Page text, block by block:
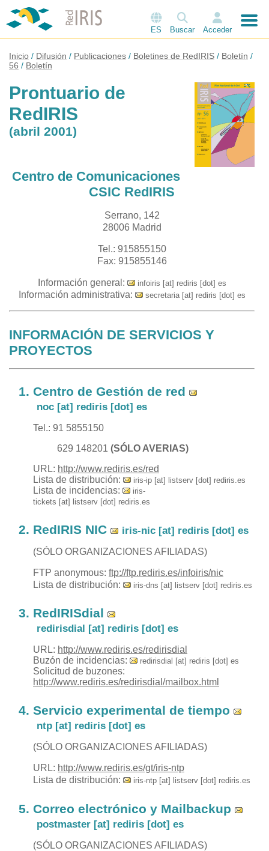
ES Buscar Acceder
Inicio Difusión Publicaciones Boletines de RedIRIS
Boletín
56
Boletín
Prontuario de
RedIRIS
(abril 2001)
Centro de Comunicaciones
CSIC RedIRIS
Serrano, 142
28006 Madrid
Tel.: 915855150
Fax: 915855146
Información general: infoiris [at] rediris [dot] es
Información administrativa: secretaria [at] rediris [dot] es
INFORMACIÓN DE SERVICIOS Y
PROYECTOS
Centro de Gestión de red
noc [at] rediris [dot] es
Tel.: 91 5855150
629 148201 (SÓLO AVERIAS)
URL: http://www.rediris.es/red
Lista de distribución:
iris-ip [at] listserv [dot] rediris.es
Lista de incidencias:
iris-
tickets [at] listserv [dot] rediris.es
RedIRIS NIC iris-nic [at] rediris [dot] es
(SÓLO ORGANIZACIONES AFILIADAS)
FTP anonymous: ftp://ftp.rediris.es/infoiris/nic
Lista de distribución:
iris-dns [at] listserv [dot] rediris.es
RedIRISdial
redirisdial [at] rediris [dot] es
URL: http://www.rediris.es/redirisdial
Buzón de incidencias:
redirisdial [at] rediris [dot] es
Solicitud de buzones:
http://www.rediris.es/redirisdial/mailbox.html
Servicio experimental de tiempo
ntp [at] rediris [dot] es
(SÓLO ORGANIZACIONES AFILIADAS)
URL: http://www.rediris.es/gt/iris-ntp
Lista de distribución:
iris-ntp [at] listserv [dot] rediris.es
Correo electrónico y Mailbackup
postmaster [at] rediris [dot] es
(SÓLO ORGANIZACIONES AFILIADAS)